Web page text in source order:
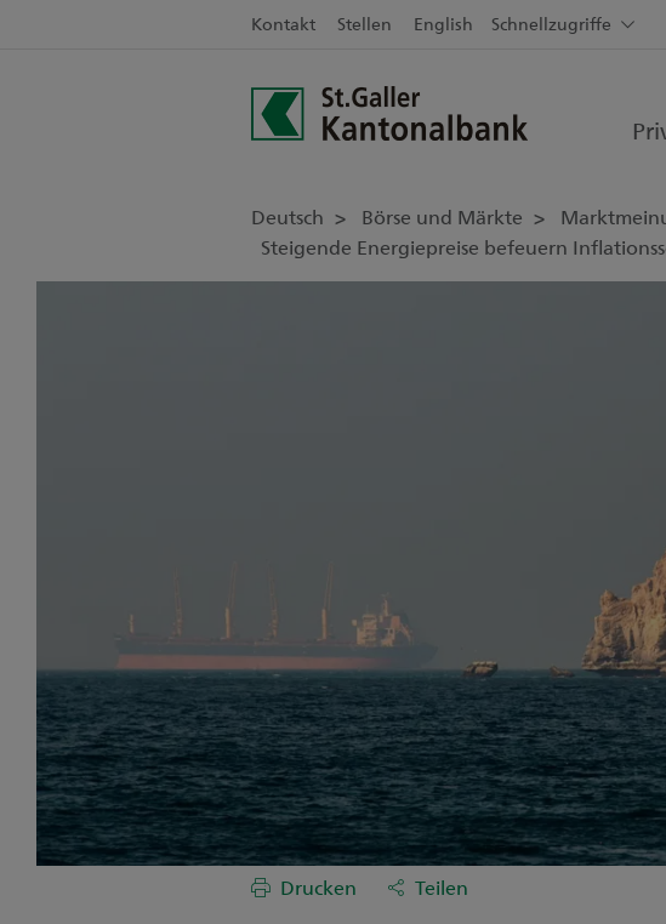
Kontakt Stellen English Schnellzugriffe
Deutsch Börse und Märkte
Steigende Energiepreise befeuern
Drucken Teilen